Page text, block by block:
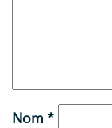
Nom *